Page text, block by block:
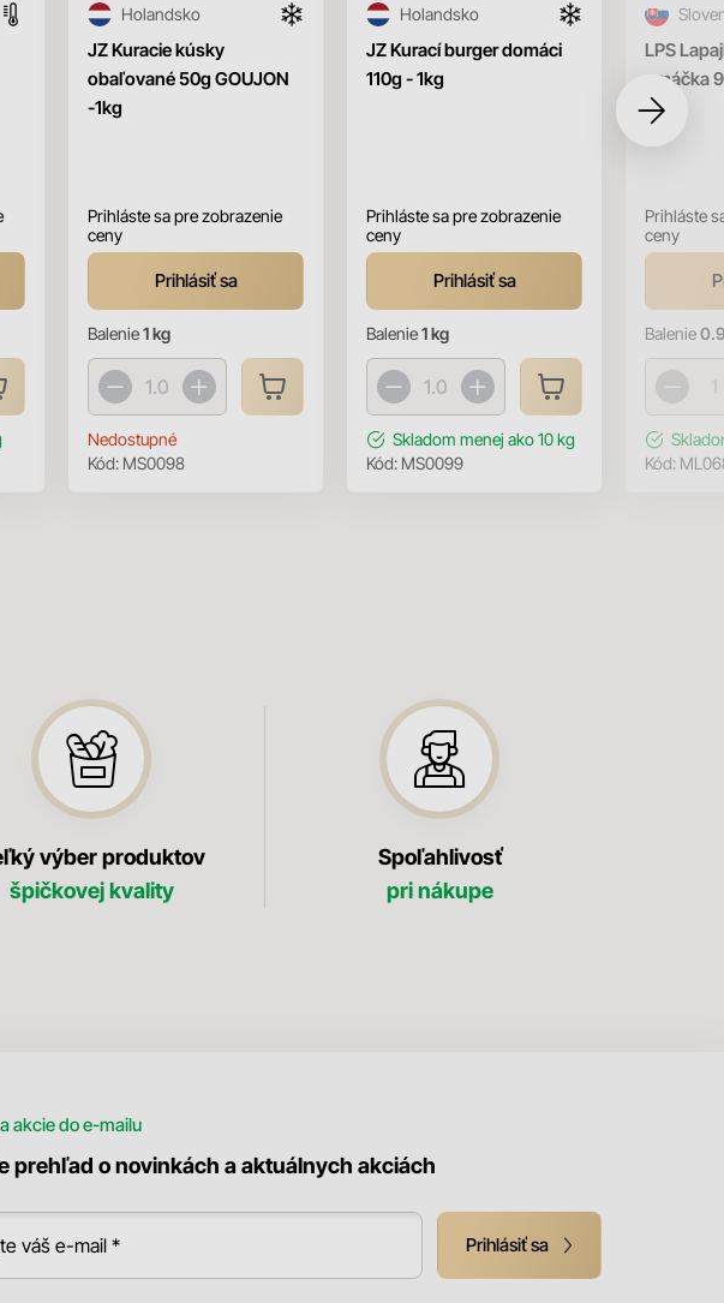
JZ Kuracie kúsky
obaľované 50g GOUJON
-1kg
Holandsko
Prihláste sa pre zobrazenie
ceny
Prihlásiť sa
Balenie1 kg
Nedostupné
Kód: MS0098
JZ Kurací burger domáci
110g - 1kg
Holandsko
Prihláste sa pre zobrazenie
ceny
Prihlásiť sa
Balenie1 kg
Skladom menej ako 10 kg
Kód: MS0099
LPS
omáčka
Prihláste
ceny
Balenie
Kód:
výber produktov
špičkovej kvality
Spoľahlivosť
pri nákupe
akcie do e-mailu
prehľad o novinkách a aktuálnych akciách
váš e-mail * Prihlásiť sa